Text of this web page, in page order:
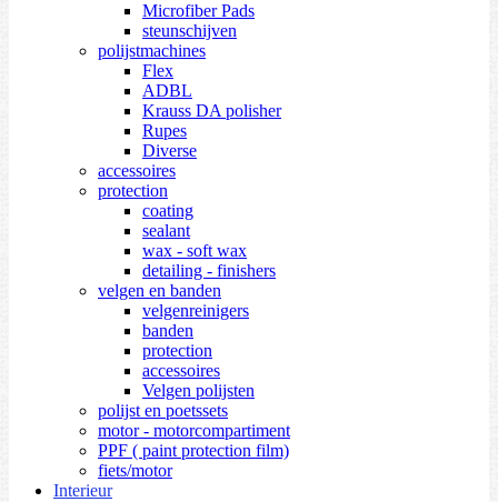
Microfiber Pads
steunschijven
polijstmachines
Flex
ADBL
Krauss DA polisher
Rupes
Diverse
accessoires
protection
coating
sealant
wax - soft wax
detailing - finishers
velgen en banden
velgenreinigers
banden
protection
accessoires
Velgen polijsten
polijst en poetssets
motor - motorcompartiment
PPF ( paint protection film)
fiets/motor
Interieur